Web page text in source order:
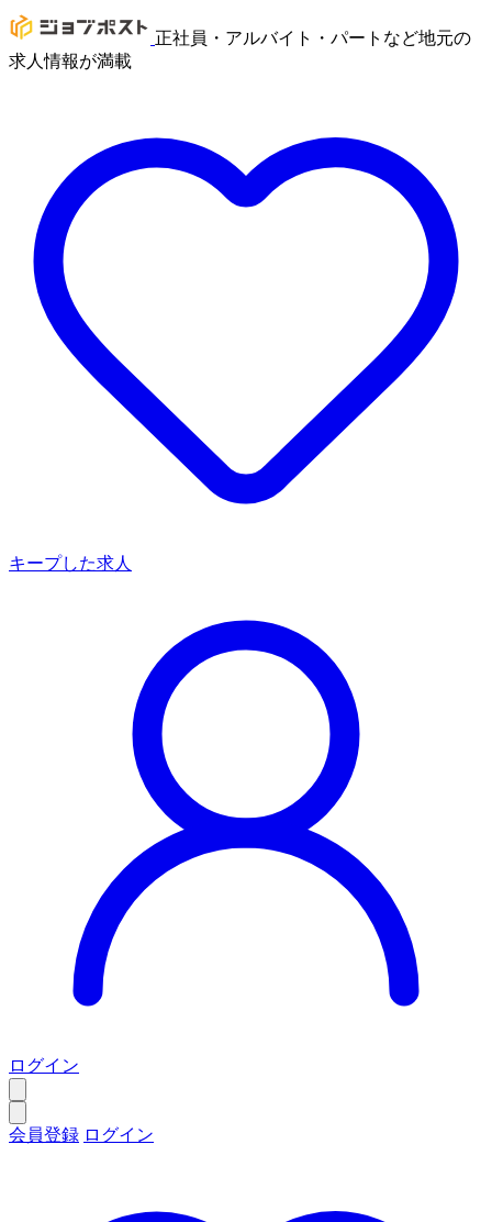
正社員・アルバイト・パートなど地元の
求人情報が満載
キープした求人
ログイン
会員登録 ログイン